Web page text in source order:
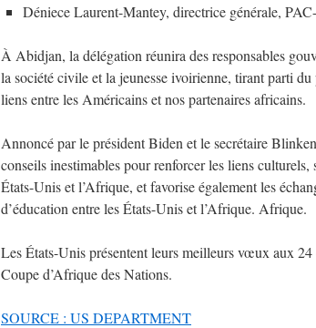
Déniece Laurent-Mantey, directrice générale,
À Abidjan, la délégation réunira des responsables
la société civile et la jeunesse ivoirienne, tirant parti
liens entre les Américains et nos partenaires africains.
Annoncé par le président Biden et le secrétaire
conseils inestimables pour renforcer les liens
États-Unis et l’Afrique, et favorise également les
d’éducation entre les États-Unis et l’Afrique. Afrique.
Les États-Unis présentent leurs meilleurs vœux aux
Coupe d’Afrique des Nations.
SOURCE : US DEPARTMENT